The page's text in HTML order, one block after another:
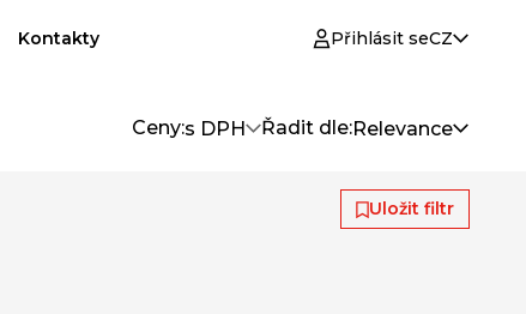
Kontakty Přihlásit seCZ
Ceny:s DPH Řadit dle:Relevance
Uložit filtr